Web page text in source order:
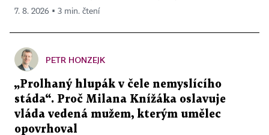
7. 8. 2026 ▪ 3 min. čtení
PETR HONZEJK
„Prolhaný hlupák v čele nemyslícího
stáda“. Proč Milana Knížáka oslavuje
vláda vedená mužem, kterým umělec
opovrhoval